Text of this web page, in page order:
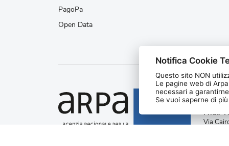
PagoPa
Open Data
Friuli
Via
Notifica Cookie
Questo sito NON
Le pagine web di
necessari a
Se vuoi saperne di